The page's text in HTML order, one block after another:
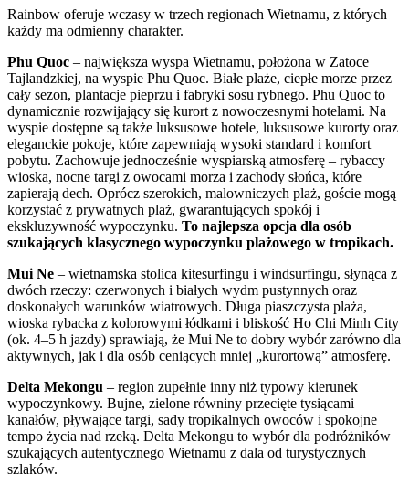
Rainbow oferuje wczasy w trzech regionach Wietnamu, z których
każdy ma odmienny charakter.
Phu Quoc – największa wyspa Wietnamu, położona w Zatoce
Tajlandzkiej, na wyspie Phu Quoc. Białe plaże, ciepłe morze przez
cały sezon, plantacje pieprzu i fabryki sosu rybnego. Phu Quoc to
dynamicznie rozwijający się kurort z nowoczesnymi hotelami. Na
wyspie dostępne są także luksusowe hotele, luksusowe kurorty oraz
eleganckie pokoje, które zapewniają wysoki standard i komfort
pobytu. Zachowuje jednocześnie wyspiarską atmosferę – rybaccy
wioska, nocne targi z owocami morza i zachody słońca, które
zapierają dech. Oprócz szerokich, malowniczych plaż, goście mogą
korzystać z prywatnych plaż, gwarantujących spokój i
ekskluzywność wypoczynku. To najlepsza opcja dla osób
szukających klasycznego wypoczynku plażowego w tropikach.
Mui Ne – wietnamska stolica kitesurfingu i windsurfingu, słynąca z
dwóch rzeczy: czerwonych i białych wydm pustynnych oraz
doskonałych warunków wiatrowych. Długa piaszczysta plaża,
wioska rybacka z kolorowymi łódkami i bliskość Ho Chi Minh City
(ok. 4–5 h jazdy) sprawiają, że Mui Ne to dobry wybór zarówno dla
aktywnych, jak i dla osób ceniących mniej „kurortową” atmosferę.
Delta Mekongu – region zupełnie inny niż typowy kierunek
wypoczynkowy. Bujne, zielone równiny przecięte tysiącami
kanałów, pływające targi, sady tropikalnych owoców i spokojne
tempo życia nad rzeką. Delta Mekongu to wybór dla podróżników
szukających autentycznego Wietnamu z dala od turystycznych
szlaków.